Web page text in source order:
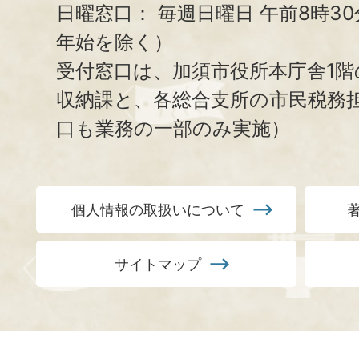
日曜窓口： 毎週日曜日 午前8時
年始を除く）
受付窓口は、加須市役所本庁舎1
収納課と、 各総合支所の市民税務
口も業務の一部のみ実施）
個人情報の取扱いについて
サイトマップ